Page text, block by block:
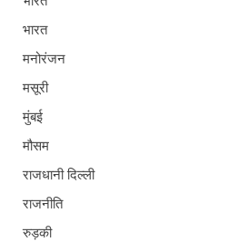
भारत
मनोरंजन
मसूरी
मुंबई
मौसम
राजधानी दिल्ली
राजनीति
रुड़की